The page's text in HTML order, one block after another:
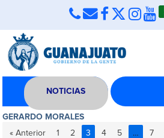
NOTICIAS
GERARDO MORALES
« Anterior
1 2 3 4 5 … 7